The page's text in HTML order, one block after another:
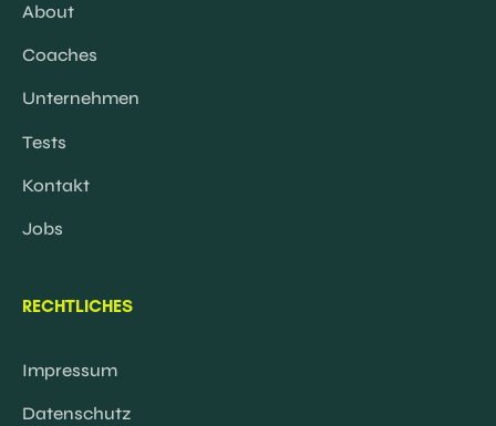
About
Coaches
Unternehmen
Tests
Kontakt
Jobs
RECHTLICHES
Impressum
Datenschutz